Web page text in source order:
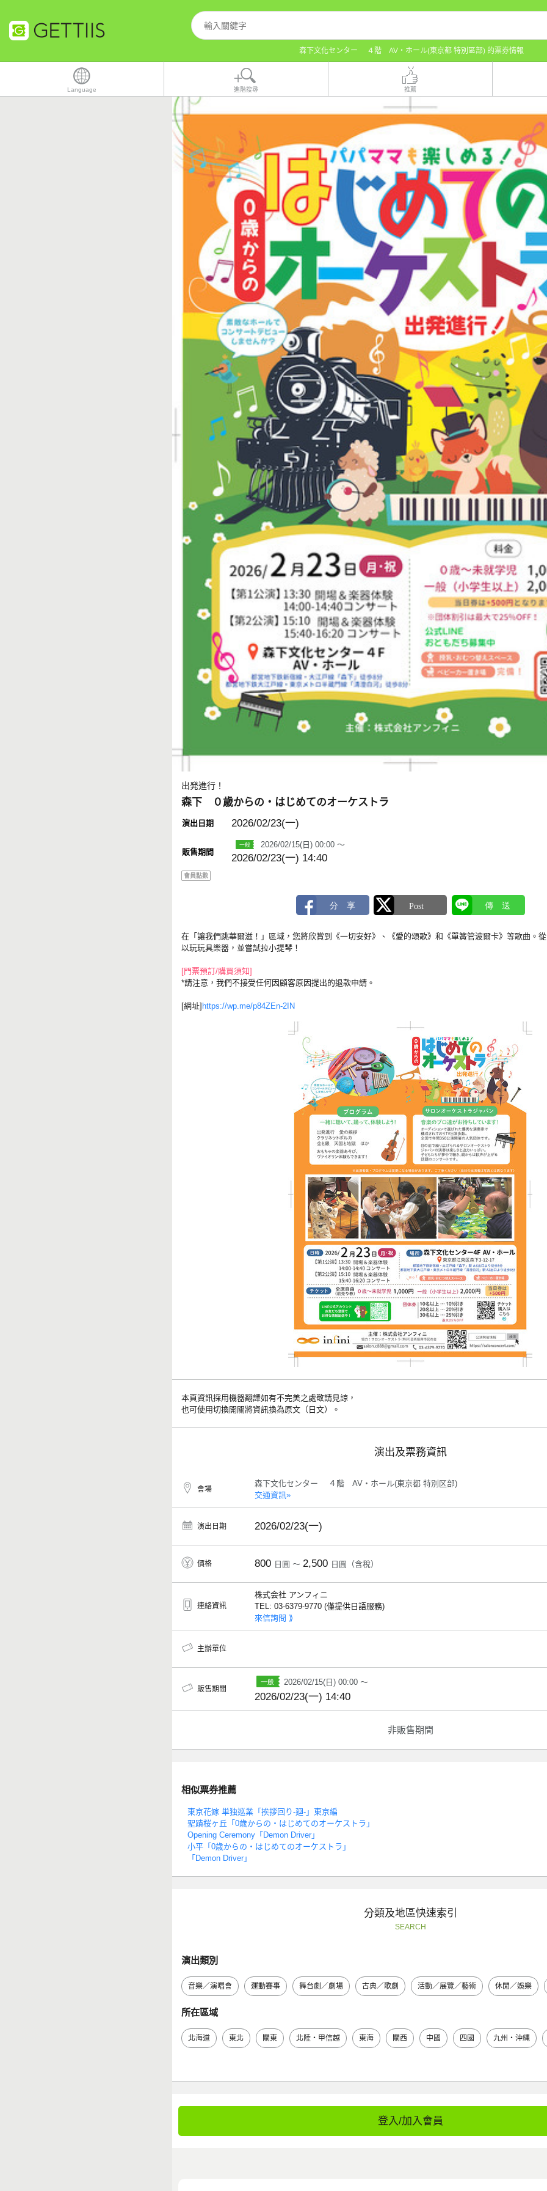
森下文化センター ４階 AV・ホール(東京都 特別區部) 的票券情報
Language 進階搜尋 推薦
出発進行！
森下 ０歳からの・はじめてのオーケストラ
演出日期 2026/02/23(一)
販售期間
2026/02/15(日) 00:00 ～
2026/02/23(一) 14:40
會員點數
在「讓我們跳華爾滋！」區域，您將欣賞到《一切安好》、《愛的頌歌》和《單簧管波爾卡》等歌曲。
以玩玩具樂器，並嘗試拉小提琴！
[門票預訂/購買須知]
*請注意，我們不接受任何因顧客原因提出的退款申請。
[網址] https://wp.me/p84ZEn-2IN
本頁資訊採用機器翻譯如有不完美之處敬請見諒，
也可使用切換開關將資訊換為原文（日文）。
演出及票務資訊
會場
森下文化センター ４階 AV・ホール(東京都 特別区部)
交通資訊»
演出日期 2026/02/23(一)
價格 800 日圓 ～ 2,500 日圓（含稅）
連絡資訊
株式会社 アンフィニ
TEL: 03-6379-9770 (僅提供日語服務)
來信詢問 ⟫
主辦單位
販售期間
2026/02/15(日) 00:00 ～
2026/02/23(一) 14:40
非販售期間
相似票券推薦
東京花嫁 単独巡業「挨拶回り-廻-」東京編
聖蹟桜ヶ丘「0歳からの・はじめてのオーケストラ」
Opening Ceremony「Demon Driver」
小平「0歳からの・はじめてのオーケストラ」
「Demon Driver」
分類及地區快速索引
SEARCH
演出類別
音樂／演唱會 運動賽事 舞台劇／劇場 古典／歌劇 活動／展覽／藝術 休閒／娛樂
所在區域
北海道 東北 關東 北陸・甲信越 東海 關西 中國 四國 九州・沖縄
登入/加入會員